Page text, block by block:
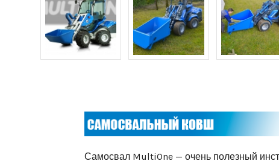
Самосвал MultiOne — очень полезный